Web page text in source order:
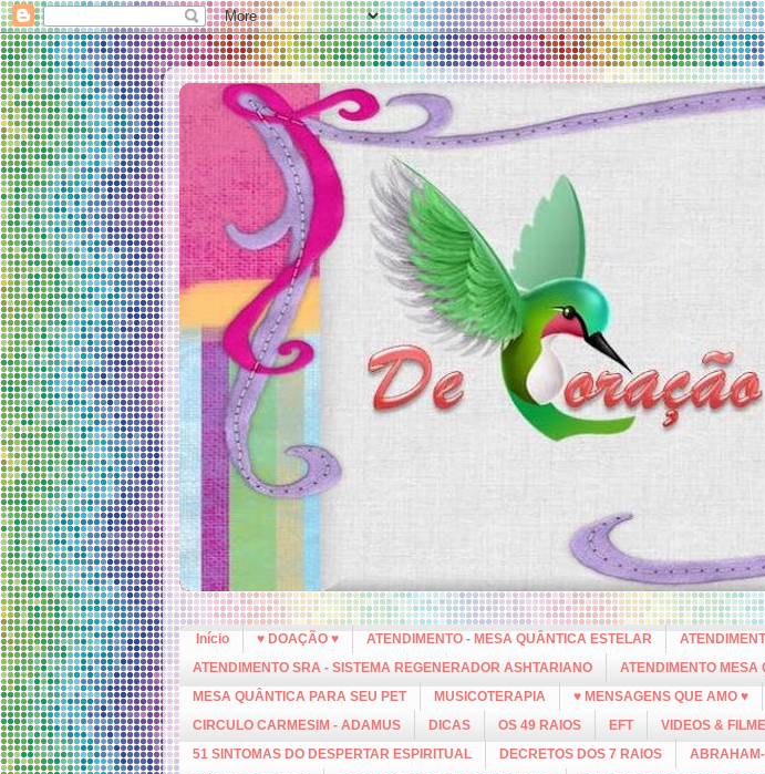
Início ♥ DOAÇÃO ♥ ATENDIMENTO - MESA QUÂNTICA ESTELAR
ATENDIMENTO SRA - SISTEMA REGENERADOR ASHTARIANO
ATENDIMENTO MESA
MESA QUÂNTICA PARA SEU PET
MUSICOTERAPIA ♥ MENSAGENS QUE AMO ♥
CIRCULO CARMESIM - ADAMUS
DICAS OS 49 RAIOS EFT VIDEOS &
51 SINTOMAS DO DESPERTAR ESPIRITUAL
DECRETOS DOS 7 RAIOS